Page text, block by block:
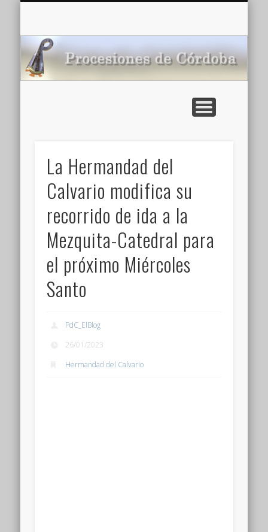
La Hermandad del
Calvario modifica su
recorrido de ida a la
Mezquita-Catedral para
el próximo Miércoles
Santo
PdC_ElBlog
26/01/2023
Hermandad del Calvario